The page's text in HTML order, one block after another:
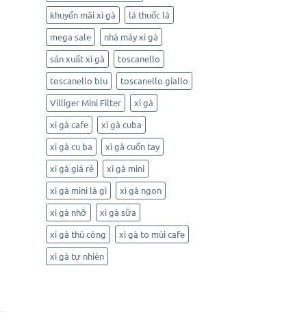
khuyến mãi xì gà
lá thuốc lá
mega sale
nhà máy xì gà
sản xuất xì gà
toscanello
toscanello blu
toscanello giallo
Villiger Mini Filter
xì gà
xì gà cafe
xì gà cuba
xì gà cu ba
xì gà cuốn tay
xì gà giá rẻ
xì gà mini
xì gà mini là gì
xì gà ngon
xì gà nhỡ
xì gà sữa
xì gà thủ công
xì gà to mùi cafe
xì gà tự nhiên